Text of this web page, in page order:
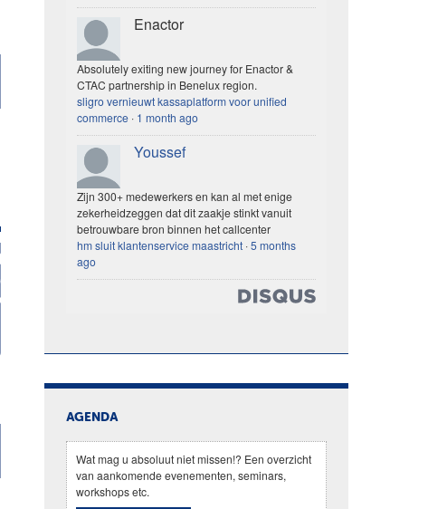
Enactor
Absolutely exiting new journey for Enactor &
CTAC partnership in Benelux region.
sligro vernieuwt kassaplatform voor unified
commerce · 1 month ago
Youssef
Zijn 300+ medewerkers en kan al met enige
zekerheidzeggen dat dit zaakje stinkt vanuit
betrouwbare bron binnen het callcenter
hm sluit klantenservice maastricht ·5 months
ago
AGENDA
Wat mag u absoluut niet missen!? Een overzicht
van aankomende evenementen, seminars,
workshops etc.